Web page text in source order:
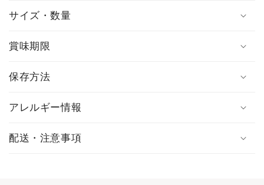
サイズ・数量
賞味期限
保存方法
アレルギー情報
配送・注意事項